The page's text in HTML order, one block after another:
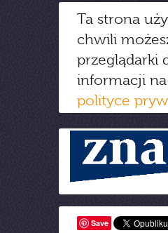
Ta strona
chwili
przeglądarki
informacji
polityce
Save